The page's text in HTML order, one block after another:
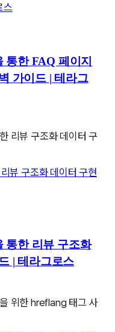
스
통한 FAQ 페이지
가이드 | 테라그
뷰 구조화 데이터 구현
통한 리뷰 구조화
| 테라그로스